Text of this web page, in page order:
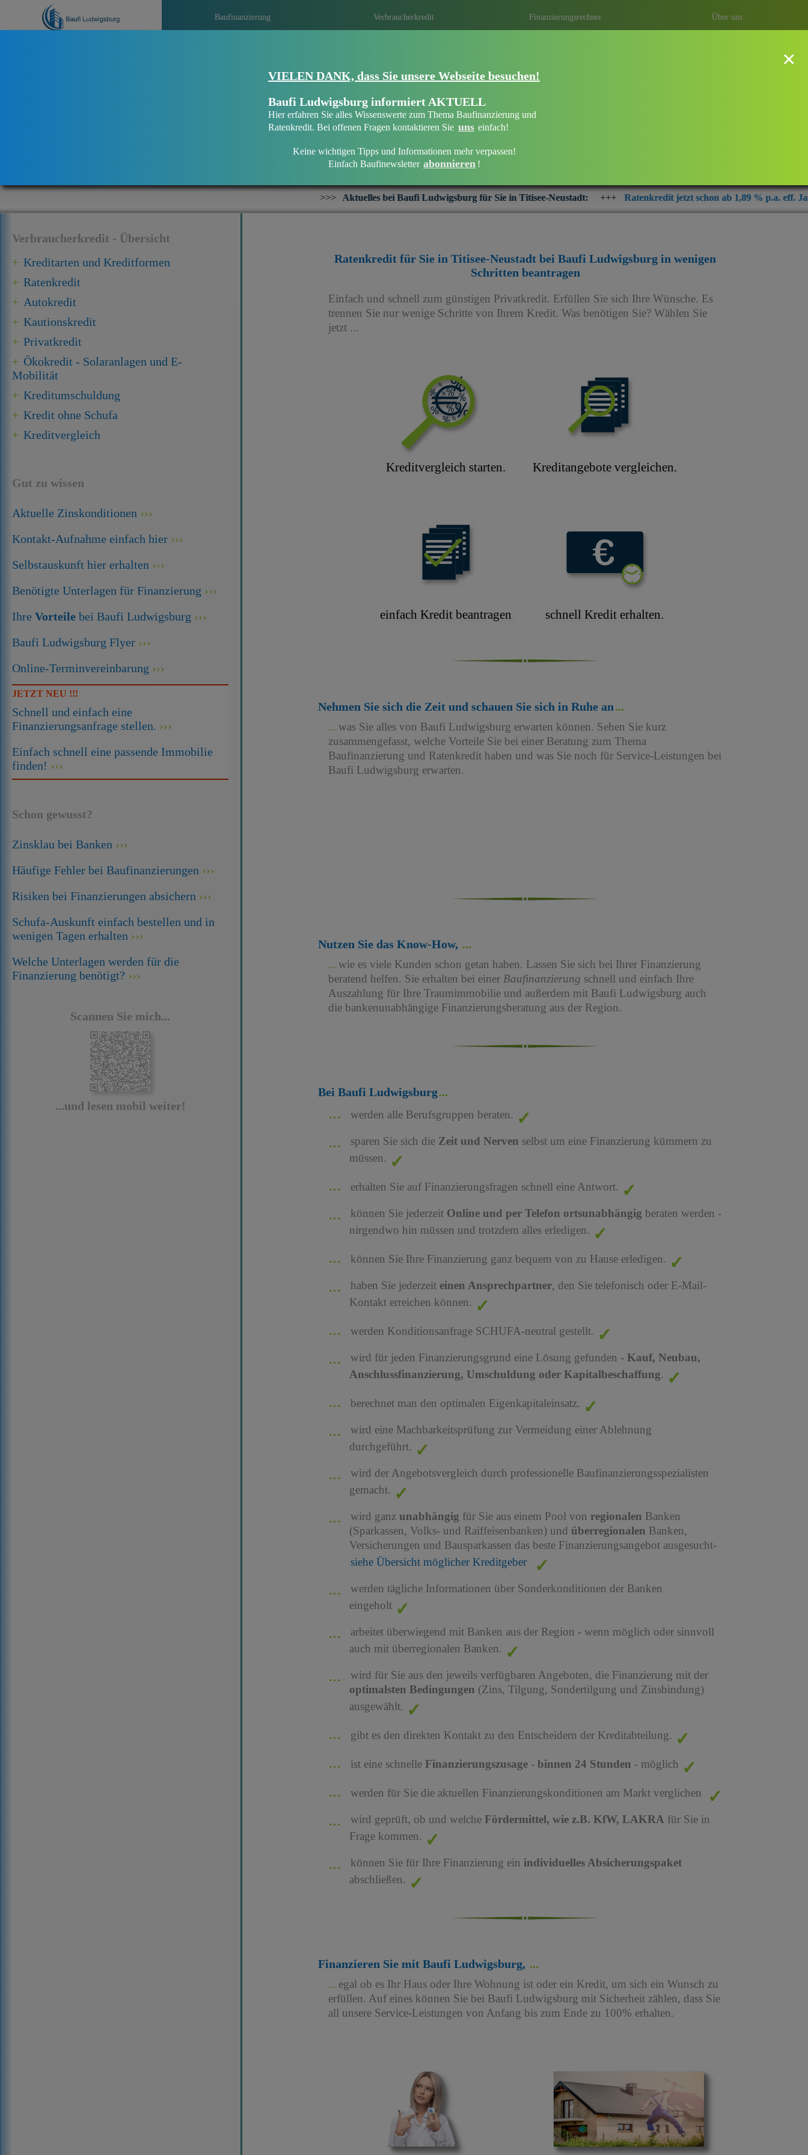
Baufinanzierung Verbraucherkredit Finanzierungsrechner Über uns
Finanziell flexibel bleiben in Titisee-Neustadt
haben lang, ersehnte Wünsche und Träume oder einfach notwendige
Anschaffungen. Holen Sie sich jetzt den günstigsten Kredit
Aktuelles bei Baufi Ludwigsburg für Sie in Titisee-Neustadt: +++ Ratenkredit jetzt schon ab 1,89 % p.a. eff. Jahrezins +++
Verbraucherkredit - Übersicht
Kreditarten und Kreditformen
Ratenkredit
Autokredit
Kautionskredit
Privatkredit
Ökokredit - Solaranlagen und E-
Mobilität
Kredit­umschuldung
Kredit ohne Schufa
Kreditvergleich
Gut zu wissen
Aktuelle Zinskonditionen
Kontakt-Aufnahme einfach hier
Selbstauskunft hier erhalten
Benötigte Unterlagen für Finanzierung
Ihre Vorteile bei Baufi Ludwigsburg
Baufi Ludwigsburg Flyer
Online-Terminvereinbarung
JETZT NEU !!!
Schnell und einfach eine
Finanzierungsanfrage stellen.
Einfach schnell eine passende Immobilie
finden!
Schon gewusst?
Zinsklau bei Banken
Häufige Fehler bei Baufinanzierungen
Risiken bei Finanzierungen absichern
Schufa-Auskunft einfach bestellen und in
wenigen Tagen erhalten
Welche Unterlagen werden für die
Finanzierung benötigt?
Scannen Sie mich...
...und lesen mobil weiter!
×
VIELEN DANK, dass Sie unsere Webseite besuchen!
Baufi Ludwigsburg informiert AKTUELL
Hier erfahren Sie alles Wissenswerte zum Thema Baufinanzierung und
Ratenkredit. Bei offenen Fragen kontaktieren Sie uns einfach!
Keine wichtigen Tipps und Informationen mehr verpassen!
Einfach Baufinewsletter abonnieren !
Ratenkredit für Sie in Titisee-Neustadt bei Baufi Ludwigsburg in wenigen
Schritten beantragen
Einfach und schnell zum günstigen Privatkredit. Erfüllen Sie sich Ihre Wünsche. Es
trennen Sie nur wenige Schritte von Ihrem Kredit. Was benötigen Sie? Wählen Sie
jetzt ...
Kreditvergleich starten. Kreditangebote vergleichen.
einfach Kredit beantragen schnell Kredit erhalten.
Nehmen Sie sich die Zeit und schauen Sie sich in Ruhe an
was Sie alles von Baufi Ludwigsburg erwarten können. Sehen Sie kurz
zusammengefasst, welche Vorteile Sie bei einer Beratung zum Thema
Baufinanzierung und Ratenkredit haben und was Sie noch für Service-Leistungen bei
Baufi Ludwigsburg erwarten.
Nutzen Sie das Know-How,
wie es viele Kunden schon getan haben. Lassen Sie sich bei Ihrer Finanzierung
beratend helfen. Sie erhalten bei einerBaufinanzierung schnell und einfach Ihre
Auszahlung für Ihre Traumimmobilie und außerdem mit Baufi Ludwigsburg auch
die bankenunabhängige Finanzierungsberatung aus der Region.
Bei Baufi Ludwigsburg
werden alle Berufsgruppen beraten.
sparen Sie sich die Zeit und Nerven selbst um eine Finanzierung kümmern zu
müssen.
erhalten Sie auf Finanzierungsfragen schnell eine Antwort.
können Sie jederzeit Online und per Telefon ortsunabhängig beraten werden -
nirgendwo hin müssen und trotzdem alles erledigen.
können Sie Ihre Finanzierung ganz bequem von zu Hause erledigen.
haben Sie jederzeit einen Ansprechpartner, den Sie telefonisch oder E-Mail-
Kontakt erreichen können.
werden Konditionsanfrage SCHUFA-neutral gestellt.
wird für jeden Finanzierungsgrund eine Lösung gefunden - Kauf, Neubau,
Anschlussfinanzierung, Umschuldung oder Kapitalbeschaffung.
berechnet man den optimalen Eigenkapitaleinsatz.
wird eine Machbarkeitsprüfung zur Vermeidung einer Ablehnung
durchgeführt.
wird der Angebotsvergleich durch professionelle Baufinanzierungsspezialisten
gemacht.
wird ganz unabhängig für Sie aus einem Pool von regionalen Banken
(Sparkassen, Volks- und Raiffeisenbanken) und überregionalen Banken,
Versicherungen und Bausparkassen das beste Finanzierungsangebot ausgesucht-
siehe Übersicht möglicher Kreditgeber
werden tägliche Informationen über Sonderkonditionen der Banken
eingeholt
arbeitet überwiegend mit Banken aus der Region - wenn möglich oder sinnvoll
auch mit überregionalen Banken.
wird für Sie aus den jeweils verfügbaren Angeboten, die Finanzierung mit der
optimalsten Bedingungen (Zins, Tilgung, Sondertilgung und Zinsbindung)
ausgewählt.
gibt es den direkten Kontakt zu den Entscheidern der Kreditabteilung.
ist eine schnelle Finanzierungszusage- binnen 24 Stunden - möglich
werden für Sie die aktuellen Finanzierungskonditionen am Markt verglichen
wird geprüft, ob und welche Fördermittel, wie z.B. KfW, LAKRA für Sie in
Frage kommen.
können Sie für Ihre Finanzierung ein individuelles Absicherungspaket
abschließen.
Finanzieren Sie mit Baufi Ludwigsburg,
egal ob es Ihr Haus oder Ihre Wohnung ist oder ein Kredit, um sich ein Wunsch zu
erfüllen. Auf eines können Sie bei Baufi Ludwigsburg mit Sicherheit zählen, dass Sie
all unsere Service-Leistungen von Anfang bis zum Ende zu 100% erhalten.